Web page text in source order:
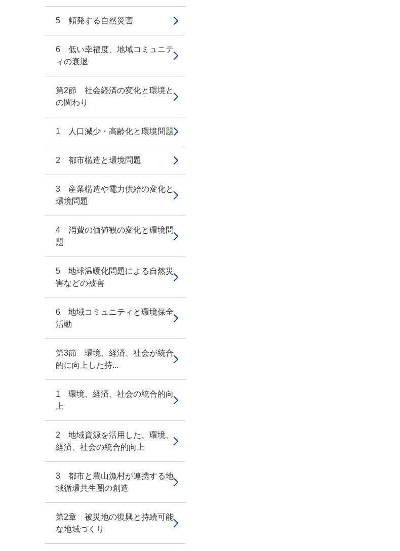
5 頻発する自然災害
6 低い幸福度、地域コミュニテ
ィの衰退
第2節 社会経済の変化と環境と
の関わり
1 人口減少・高齢化と環境問題
2 都市構造と環境問題
3 産業構造や電力供給の変化と
環境問題
4 消費の価値観の変化と環境問
題
5 地球温暖化問題による自然災
害などの被害
6 地域コミュニティと環境保全
活動
第3節 環境、経済、社会が統合
的に向上した持...
1 環境、経済、社会の統合的向
上
2 地域資源を活用した、環境、
経済、社会の統合的向上
3 都市と農山漁村が連携する地
域循環共生圏の創造
第2章 被災地の復興と持続可能
な地域づくり